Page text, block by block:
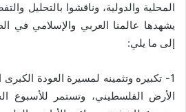
المحلية والدولية، وناقشوا بالتحليل
يشهدها عالمنا العربي والإسلامي في
إلى ما يلي:
1- تكبيره وتثمينه لمسيرة العودة
الأرض الفلسطيني، وتستمر للأسبوع